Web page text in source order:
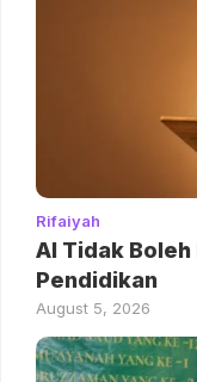
Rifaiyah
AI Tidak
Pendidikan
August 5, 2026